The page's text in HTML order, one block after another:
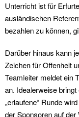
Unterricht ist für
ausländischen
bezahlen zu können,
Darüber hinaus kann
Zeichen für Offenheit
Teamleiter meldet ein
an. Idealerweise
„erlaufene“ Runde
der Sponsoren auf